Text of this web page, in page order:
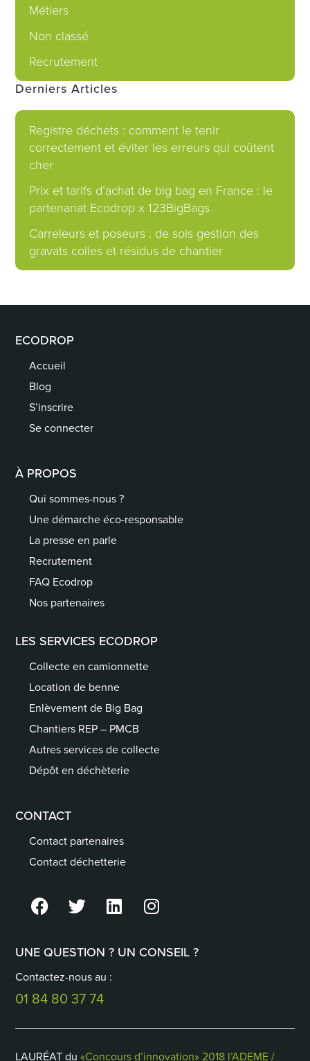
Métiers
Non classé
Recrutement
Derniers Articles
Registre déchets : comment le tenir
correctement et éviter les erreurs qui coûtent
cher
Prix et tarifs d’achat de big bag en France : le
partenariat Ecodrop x 123BigBags
Carreleurs et poseurs : de sols gestion des
gravats colles et résidus de chantier
ECODROP
Accueil
Blog
S’inscrire
Se connecter
À PROPOS
Qui sommes-nous ?
Une démarche éco-responsable
La presse en parle
Recrutement
FAQ Ecodrop
Nos partenaires
LES SERVICES ECODROP
Collecte en camionnette
Location de benne
Enlèvement de Big Bag
Chantiers REP – PMCB
Autres services de collecte
Dépôt en déchèterie
CONTACT
Contact partenaires
Contact déchetterie
UNE QUESTION ? UN CONSEIL ?
Contactez-nous au :
01 84 80 37 74
LAURÉAT du«Concours d’innovation» 2018 l’ADEME /